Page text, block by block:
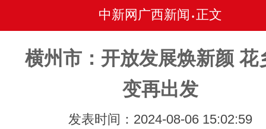
中新网广西新闻 • 正文
横州市：开放发展焕新颜 花
变再出发
发表时间：2024-08-06 15:02:59